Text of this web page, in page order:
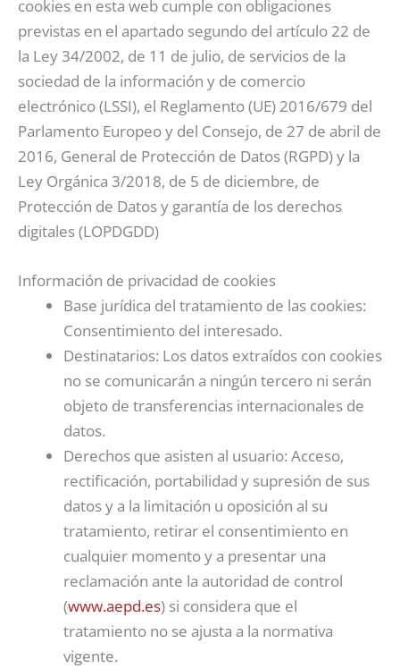
cookies en esta web cumple con obligaciones
previstas en el apartado segundo del artículo 22 de
la Ley 34/2002, de 11 de julio, de servicios de la
sociedad de la información y de comercio
electrónico (LSSI), el Reglamento (UE) 2016/679 del
Parlamento Europeo y del Consejo, de 27 de abril de
2016, General de Protección de Datos (RGPD) y la
Ley Orgánica 3/2018, de 5 de diciembre, de
Protección de Datos y garantía de los derechos
digitales (LOPDGDD)
Información de privacidad de cookies
Base jurídica del tratamiento de las cookies:
Consentimiento del interesado.
Destinatarios: Los datos extraídos con cookies
no se comunicarán a ningún tercero ni serán
objeto de transferencias internacionales de
datos.
Derechos que asisten al usuario: Acceso,
rectificación, portabilidad y supresión de sus
datos y a la limitación u oposición al su
tratamiento, retirar el consentimiento en
cualquier momento y a presentar una
reclamación ante la autoridad de control
(www.aepd.es) si considera que el
tratamiento no se ajusta a la normativa
vigente.